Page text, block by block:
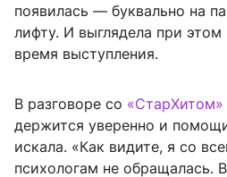
появилась — буквально на
лифту. И выглядела при
время выступления.
В разговоре со «СтарХитом»
держится уверенно и
искала. «Как видите, я со
психологам не обращалась.